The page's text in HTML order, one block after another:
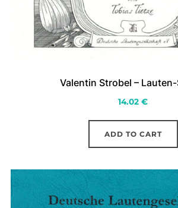
Valentin Strobel –
14.02 €
ADD TO CART